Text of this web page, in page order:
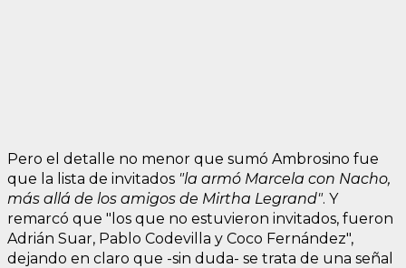
Pero el detalle no menor que sumó Ambrosino fue
que la lista de invitados "la armó Marcela con Nacho,
más allá de los amigos de Mirtha Legrand". Y
remarcó que "los que no estuvieron invitados, fueron
Adrián Suar, Pablo Codevilla y Coco Fernández",
dejando en claro que -sin duda- se trata de una señal